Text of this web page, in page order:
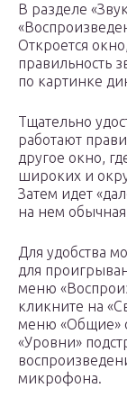
В разделе
Откроется
правильность
по картинке
Тщательно
работают
другое окно,
широких и
Затем идет
на нем
Для удобства
для
меню
кликните на
меню «Общие»
«Уровни»
микрофона.